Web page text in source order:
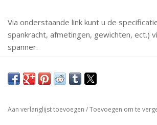
Via onderstaande link kunt u de
spankracht, afmetingen, gewichten, ect.)
spanner.
Mochten er vragen zijn neem dan gerust
op.
https://media.destaco.com/assetbank-
Aan verlanglijst toevoegen /Toevoegen om te